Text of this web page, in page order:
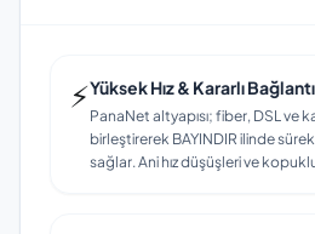
⚡Yüksek Hız & Kararlı Bağlantı
PanaNet altyapısı; fiber, DSL ve
birleştirerek BAYINDIR ilinde
sağlar. Ani hız düşüşleri ve